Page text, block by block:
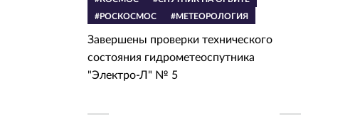
#РОСКОСМОС
#МЕТЕОРОЛОГИЯ
Завершены проверки технического
состояния гидрометеоспутника
"Электро-Л" № 5